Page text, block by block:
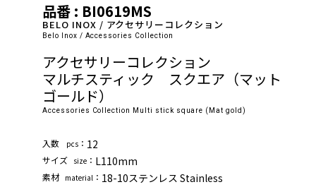
品番 : BI0619MS
BELO INOX / アクセサリーコレクション
Belo Inox / Accessories Collection
アクセサリーコレクション
マルチスティック スクエア（マット
ゴールド）
Accessories Collection Multi stick square (Mat gold)
⼊数 pcs ： 12
サイズ size ： L110mm
素材 material ： 18-10ステンレス Stainless